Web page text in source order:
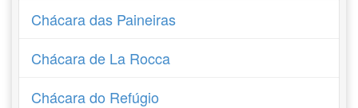
Chácara das Paineiras
Chácara de La Rocca
Chácara do Refúgio